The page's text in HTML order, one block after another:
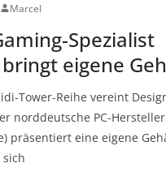
Marcel
Spezialist
eigene
Tower-Reihe vereint
norddeutsche PC-Hersteller
präsentiert eine eigene